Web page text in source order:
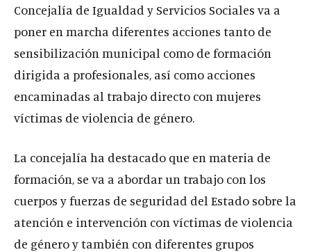
Concejalía de Igualdad y Servicios Sociales va a
poner en marcha diferentes acciones tanto de
sensibilización municipal como de formación
dirigida a profesionales, así como acciones
encaminadas al trabajo directo con mujeres
víctimas de violencia de género.
La concejalía ha destacado que en materia de
formación, se va a abordar un trabajo con los
cuerpos y fuerzas de seguridad del Estado sobre la
atención e intervención con víctimas de violencia
de género y también con diferentes grupos